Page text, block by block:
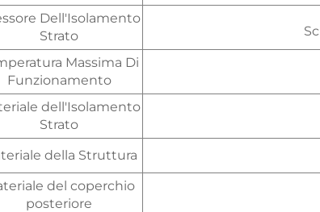
Dell'Isolamento
Strato
Massima Di
Funzionamento
dell'Isolamento
Strato
della Struttura
del coperchio
posteriore